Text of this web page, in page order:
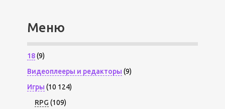
Меню
18(9)
Видеоплееры и редакторы (9)
Игры (10 124)
RPG (109)